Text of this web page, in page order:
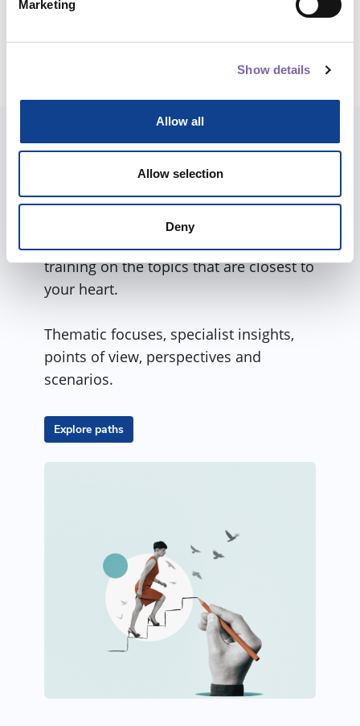
Marketing
Show details
Allow all
Allow selection
Deny
Also explore paths
We have built paths and itineraries for
you between the different courses to
better accompany you in a complete
training on the topics that are closest to
your heart.
Thematic focuses, specialist insights,
points of view, perspectives and
scenarios.
Explore paths